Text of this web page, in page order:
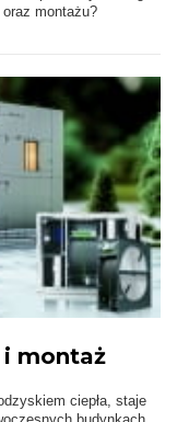
montażu?
i montaż
ciepła, staje